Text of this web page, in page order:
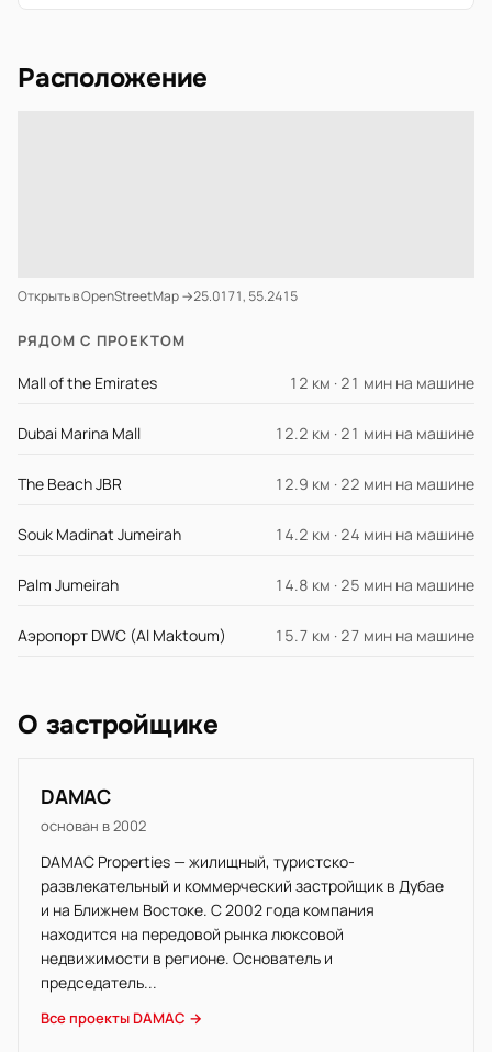
Расположение
Открыть в OpenStreetMap →25.0171, 55.2415
РЯДОМ С ПРОЕКТОМ
Mall of the Emirates 12 км · 21 мин на машине
Dubai Marina Mall 12.2 км · 21 мин на машине
The Beach JBR 12.9 км · 22 мин на машине
Souk Madinat Jumeirah 14.2 км · 24 мин на машине
Palm Jumeirah 14.8 км · 25 мин на машине
Аэропорт DWC (Al Maktoum) 15.7 км · 27 мин на машине
О застройщике
DAMAC
основан в 2002
DAMAC Properties — жилищный, туристско-
развлекательный и коммерческий застройщик в Дубае
и на Ближнем Востоке. С 2002 года компания
находится на передовой рынка люксовой
недвижимости в регионе. Основатель и
председатель...
Все проекты DAMAC →